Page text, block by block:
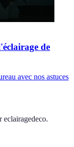
de
avec nos astuces
eclairagedeco.